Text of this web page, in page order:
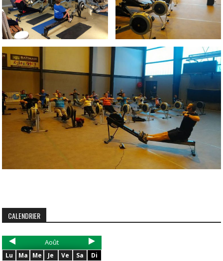
CALENDRIER
Août
Lu Ma Me Je Ve Sa
Di